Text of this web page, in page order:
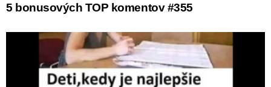
5 bonusových TOP komentov #355